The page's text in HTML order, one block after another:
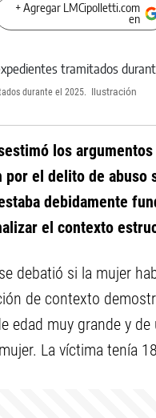
+ Agregar LMCipolletti.com
en
durante el 2025. Ilustración
los
el delito de abuso
debidamente
el contexto
debatió si la mujer
de contexto
edad muy grande y
La víctima tenía